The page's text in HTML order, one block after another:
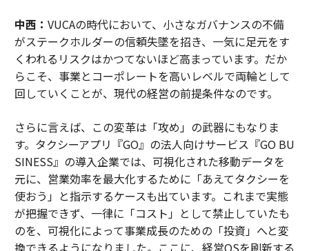
中西： VUCAの時代において、小さなガバナンスの不備
がステークホルダーの信頼失墜を招き、一気に足元をす
くわれるリスクはかつてないほど高まっています。だか
らこそ、事業とコーポレートを高いレベルで両輪として
回していくことが、現代の経営の前提条件なのです。
さらに言えば、この変革は「攻め」の武器にもなりま
す。タクシーアプリ『GO』の法人向けサービス『GO BU
SINESS』の導入企業では、可視化された移動データを
元に、営業効率を最大化するために「あえてタクシーを
使おう」と指示するケースも出ています。これまで実態
が把握できず、一律に「コスト」として禁止していたも
のを、可視化によって事業成長のための「投資」へと変